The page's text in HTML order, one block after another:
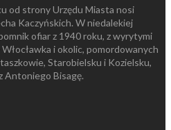
od strony Urzędu Miasta nosi
Kaczyńskich. W niedalekiej
ofiar z 1940 roku, z wyrytymi
i okolic, pomordowanych
Starobielsku i Kozielsku,
Antoniego Bisagę.